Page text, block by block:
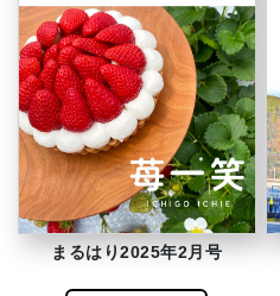
まるはり2025年2月号